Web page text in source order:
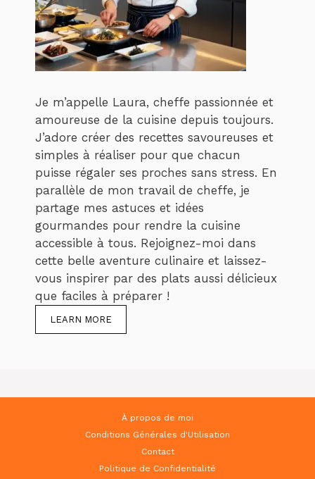
Je m’appelle Laura, cheffe passionnée et
amoureuse de la cuisine depuis toujours.
J’adore créer des recettes savoureuses et
simples à réaliser pour que chacun
puisse régaler ses proches sans stress. En
parallèle de mon travail de cheffe, je
partage mes astuces et idées
gourmandes pour rendre la cuisine
accessible à tous. Rejoignez-moi dans
cette belle aventure culinaire et laissez-
vous inspirer par des plats aussi délicieux
que faciles à préparer !
LEARN MORE
À propos de moi
Conditions Générales d'Utilisation
Contact
Politique de Confidentialité